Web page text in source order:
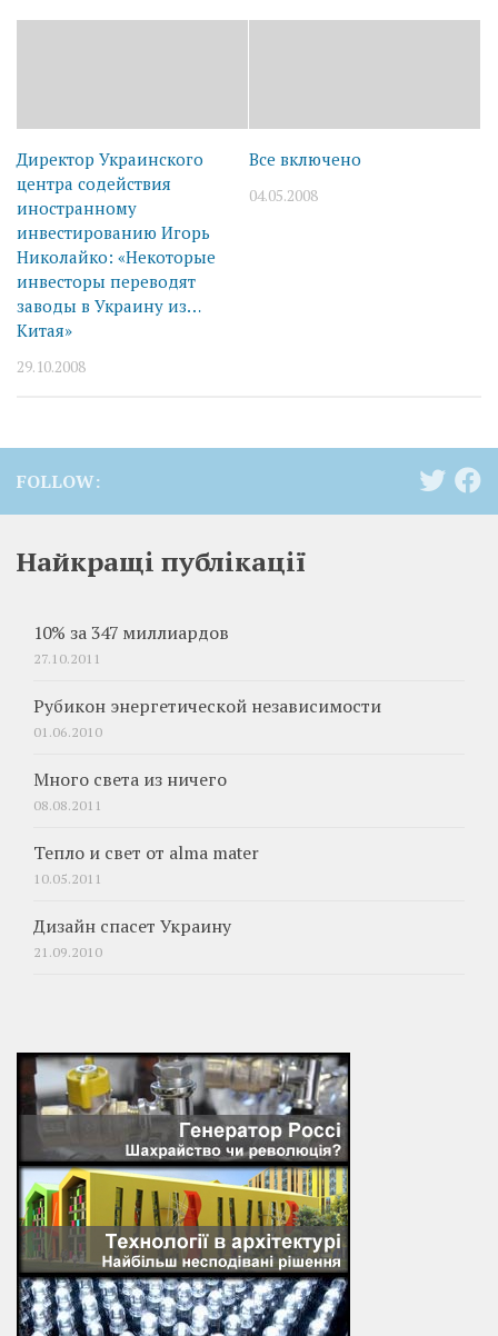
Директор Украинского
центра содействия
иностранному
инвестированию Игорь
Николайко: «Некоторые
инвесторы переводят
заводы в Украину из…
Китая»
29.10.2008
Все включено
04.05.2008
FOLLOW:
Найкращі публікації
10% за 347 миллиардов
27.10.2011
Рубикон энергетической независимости
01.06.2010
Много света из ничего
08.08.2011
Тепло и свет от alma mater
10.05.2011
Дизайн спасет Украину
21.09.2010